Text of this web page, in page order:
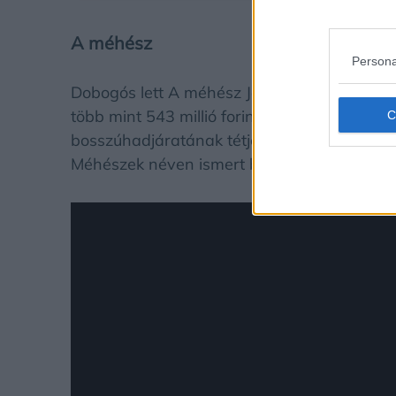
A méhész
Dobogós lett A méhész Jason Stathammel
több mint 543 millió forint bevételt termelt.
bosszúhadjáratának tétje országos
Méhészek néven ismert befolyásos és titkos